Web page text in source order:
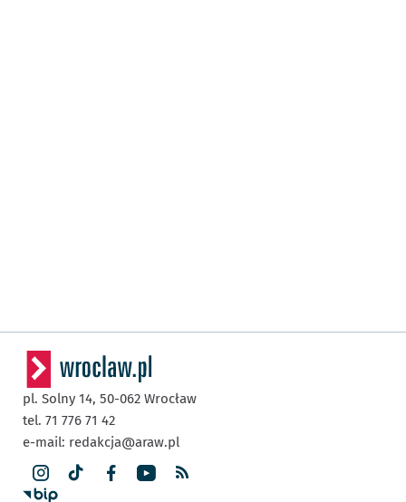
pl. Solny 14, 50-062 Wrocław
tel. 71 776 71 42
e-mail: redakcja@araw.pl